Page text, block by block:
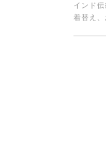
インド
着替え